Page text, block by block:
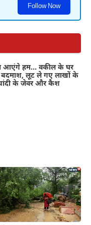
Follow Now
आएंगे हम… वकील के घर
लूट ले गए लाखों के
के जेवर और कैश